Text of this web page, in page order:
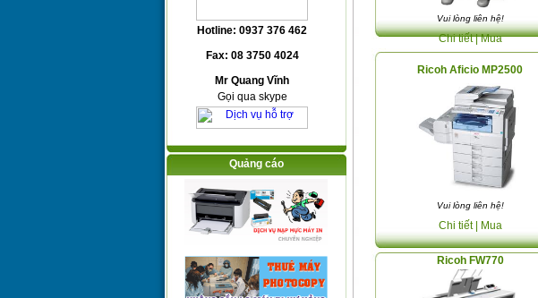
Hotline: 0937 376 462
Fax: 08 3750 4024
Mr Quang Vĩnh
Gọi qua skype
Quảng cáo
Vui lòng liên hệ!
Chi tiết | Mua
Ricoh Aficio MP2500
Vui lòng liên hệ!
Chi tiết | Mua
Ricoh FW770